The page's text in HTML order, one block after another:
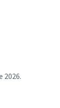
2026.